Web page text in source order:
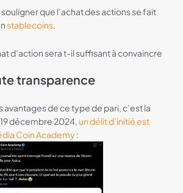
que l’achat des actions se fait
stablecoins.
d’action sera t-il suffisant à convaincre
transparence
avantages de ce type de pari, c’est la
décembre 2024, un délit d’initié est
Coin Academy: